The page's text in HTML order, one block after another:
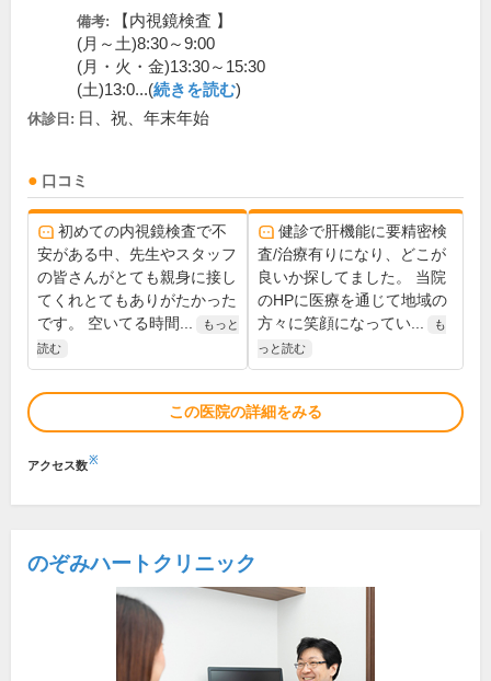
備考:
【内視鏡検査 】
(月～土)8:30～9:00
(月・火・金)13:30～15:30
(土)13:0...(続きを読む)
休診日: 日、祝、年末年始
口コミ
初めての内視鏡検査で不
安がある中、先生やスタッフ
の皆さんがとても親身に接し
てくれとてもありがたかった
です。 空いてる時間...
もっと
読む
健診で肝機能に要精密検
査/治療有りになり、どこが
良いか探してました。 当院
のHPに医療を通じて地域の
方々に笑顔になってい...
も
っと読む
この医院の詳細をみる
アクセス数※
のぞみハートクリニック